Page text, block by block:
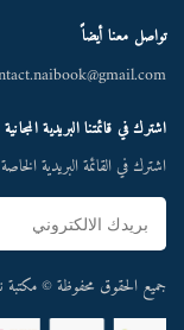
تواصل معنا أيضاً
اشترك في قائمتنا البريدية المجانية
اشترك في القائمة البريدية
جميع الحقوق محفوظة © مكتبة ناي